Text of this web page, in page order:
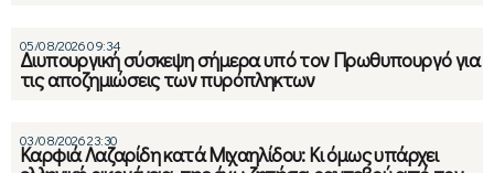
05/08/2026 09:34
Διυπουργική σύσκεψη σήμερα υπό τον Πρωθυπουργό για
τις αποζημιώσεις των πυρόπληκτων
03/08/2026 23:30
Καρφιά Λαζαρίδη κατά Μιχαηλίδου: Κι όμως υπάρχει